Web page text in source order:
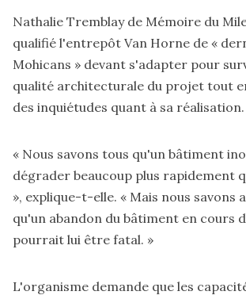
Nathalie Tremblay de Mémoire du
qualifié l'entrepôt Van Horne de «
Mohicans » devant s'adapter pour
qualité architecturale du projet tout
des inquiétudes quant à sa réalisation.
« Nous savons tous qu'un bâtiment
dégrader beaucoup plus rapidement
», explique-t-elle. « Mais nous savons
qu'un abandon du bâtiment en cours
pourrait lui être fatal. »
L'organisme demande que les